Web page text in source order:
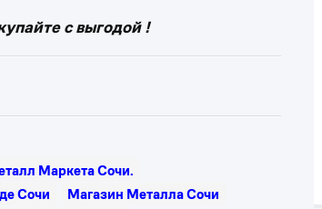
с выгодой !
Маркета Сочи.
Сочи
Магазин Металла Сочи